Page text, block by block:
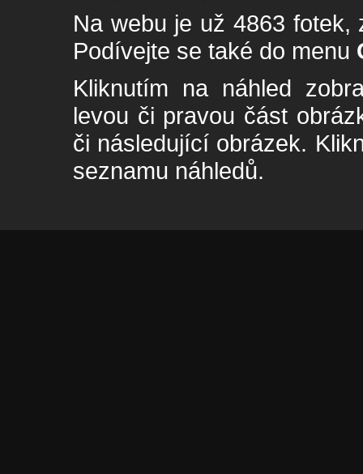
Na webu je už 4863
Podívejte se také do menu
Kliknutím na náhled
levou či pravou část
či následující obrázek.
seznamu náhledů.